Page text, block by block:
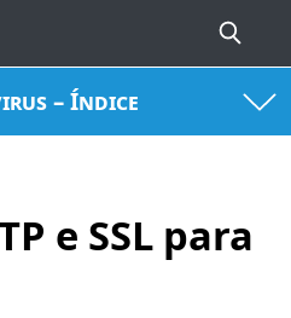
– Índice
e SSL para